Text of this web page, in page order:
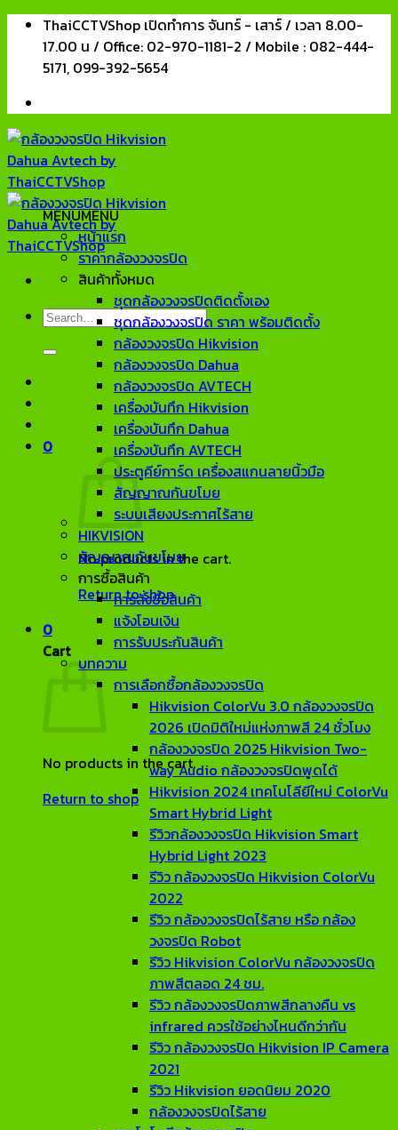
Skip
content
ThaiCCTVShop เปิดทำการ จันทร์ - เสาร์ / เวลา 8.00-
17.00 น / Office: 02-970-1181-2 / Mobile : 082-444-
5171, 099-392-5654
Search
0
No products in the cart.
Return to shop
0
Cart
No products in the cart.
Return to shop
MENUMENU
หน้าแรก
ราคากล้องวงจรปิด
สินค้าทั้งหมด
ชุดกล้องวงจรปิดติดตั้งเอง
ชุดกล้องวงจรปิด ราคา พร้อมติดตั้ง
กล้องวงจรปิด Hikvision
กล้องวงจรปิด Dahua
กล้องวงจรปิด AVTECH
เครื่องบันทึก Hikvision
เครื่องบันทึก Dahua
เครื่องบันทึก AVTECH
ประตูคีย์การ์ด เครื่องสแกนลายนิ้วมือ
สัญญาณกันขโมย
ระบบเสียงประกาศไร้สาย
HIKVISION
สัญญาณกันขโมย
การซื้อสินค้า
การสั่งซื้อสินค้า
แจ้งโอนเงิน
การรับประกันสินค้า
บทความ
การเลือกซื้อกล้องวงจรปิด
Hikvision ColorVu 3.0 กล้องวงจรปิด
2026 เปิดมิติใหม่แห่งภาพสี 24 ชั่วโมง
กล้องวงจรปิด 2025 Hikvision Two-
way Audio กล้องวงจรปิดพูดได้
Hikvision 2024 เทคโนโลียีใหม่ ColorVu
Smart Hybrid Light
รีวิวกล้องวงจรปิด Hikvision Smart
Hybrid Light 2023
รีวิว กล้องวงจรปิด Hikvision ColorVu
2022
รีวิว กล้องวงจรปิดไร้สาย หรือ กล้อง
วงจรปิด Robot
รีวิว Hikvision ColorVu กล้องวงจรปิด
ภาพสีตลอด 24 ชม.
รีวิว กล้องวงจรปิดภาพสีกลางคืน vs
infrared ควรใช้อย่างไหนดีกว่ากัน
รีวิว กล้องวงจรปิด Hikvision IP Camera
2021
รีวิว Hikvision ยอดนิยม 2020
กล้องวงจรปิดไร้สาย